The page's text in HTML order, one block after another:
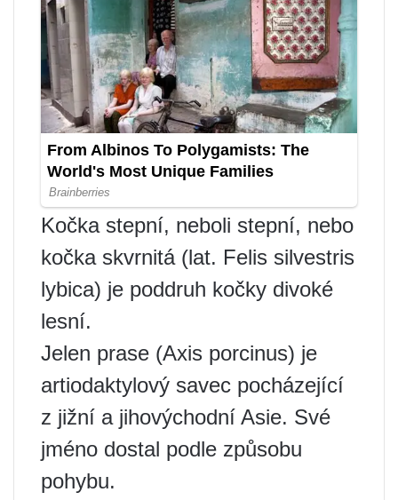
Kočka stepní, neboli stepní, nebo
kočka skvrnitá (lat. Felis silvestris
lybica) je poddruh kočky divoké
lesní.
Jelen prase (Axis porcinus) je
artiodaktylový savec pocházející
z jižní a jihovýchodní Asie. Své
jméno dostal podle způsobu
pohybu.